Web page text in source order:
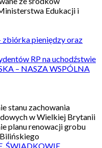
Edukacji i
zbiórka pieniędzy oraz
RP na uchodźstwie
– NASZA WSPÓLNA
stanu zachowania
w Wielkiej Brytanii
planu renowacji grobu
ŚWIADKOWIE